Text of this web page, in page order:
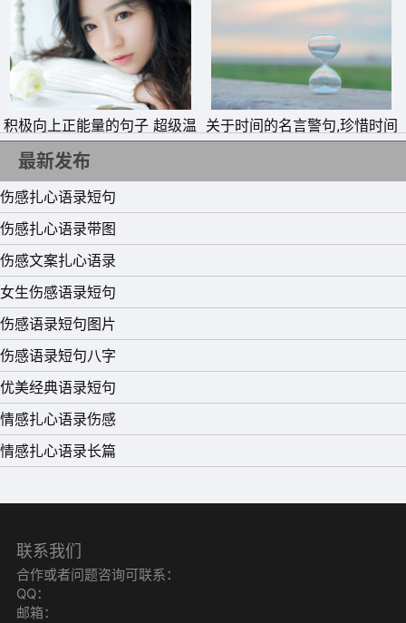
给你的是,被偏爱。
15、和爱的人吵架，和陌生人讲心里话。
发旅游照片的朋友圈文案
积极向上正能量的句子 超级温
柔的励志文案短句
关于时间的名言警句,珍惜时间
的名言警句
最新发布
伤感扎心语录短句
伤感扎心语录带图
伤感文案扎心语录
女生伤感语录短句
伤感语录短句图片
伤感语录短句八字
优美经典语录短句
情感扎心语录伤感
情感扎心语录长篇
联系我们
合作或者问题咨询可联系：
QQ：
邮箱：